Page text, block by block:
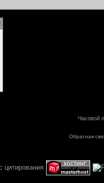
Часовой
Обратная